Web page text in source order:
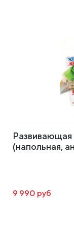
Развивающая
(напольная,
9 990 руб